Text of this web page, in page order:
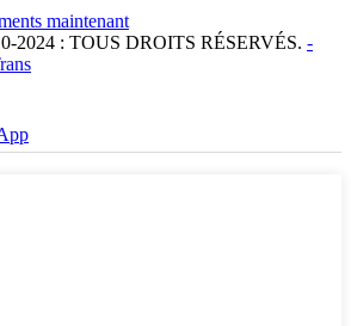
maintenant
2024 : TOUS DROITS RÉSERVÉS. -